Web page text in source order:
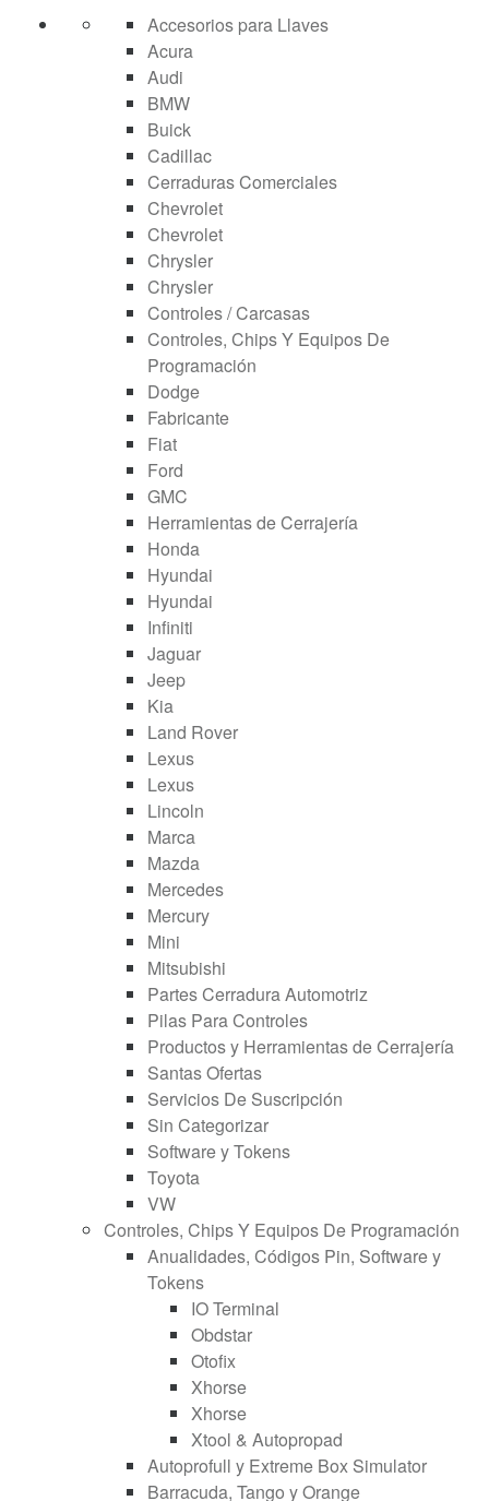
Accesorios para Llaves
Acura
Audi
BMW
Buick
Cadillac
Cerraduras Comerciales
Chevrolet
Chevrolet
Chrysler
Chrysler
Controles / Carcasas
Controles, Chips Y Equipos De
Programación
Dodge
Fabricante
Fiat
Ford
GMC
Herramientas de Cerrajería
Honda
Hyundai
Hyundai
Infiniti
Jaguar
Jeep
Kia
Land Rover
Lexus
Lexus
Lincoln
Marca
Mazda
Mercedes
Mercury
Mini
Mitsubishi
Partes Cerradura Automotriz
Pilas Para Controles
Productos y Herramientas de Cerrajería
Santas Ofertas
Servicios De Suscripción
Sin Categorizar
Software y Tokens
Toyota
VW
Controles, Chips Y Equipos De Programación
Anualidades, Códigos Pin, Software y
Tokens
IO Terminal
Obdstar
Otofix
Xhorse
Xhorse
Xtool & Autopropad
Autoprofull y Extreme Box Simulator
Barracuda, Tango y Orange